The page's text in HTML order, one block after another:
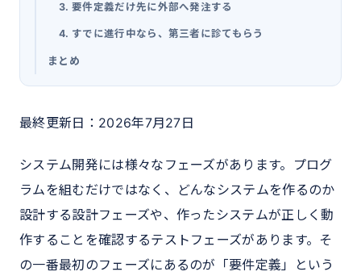
3. 要件定義だけ先に外部へ発注する
4. すでに進行中なら、第三者に診てもらう
まとめ
最終更新日：2026年7月27日
システム開発には様々なフェーズがあります。プログ
ラムを組むだけではなく、どんなシステムを作るのか
設計する設計フェーズや、作ったシステムが正しく動
作することを確認するテストフェーズがあります。そ
の一番最初のフェーズにあるのが「要件定義」という